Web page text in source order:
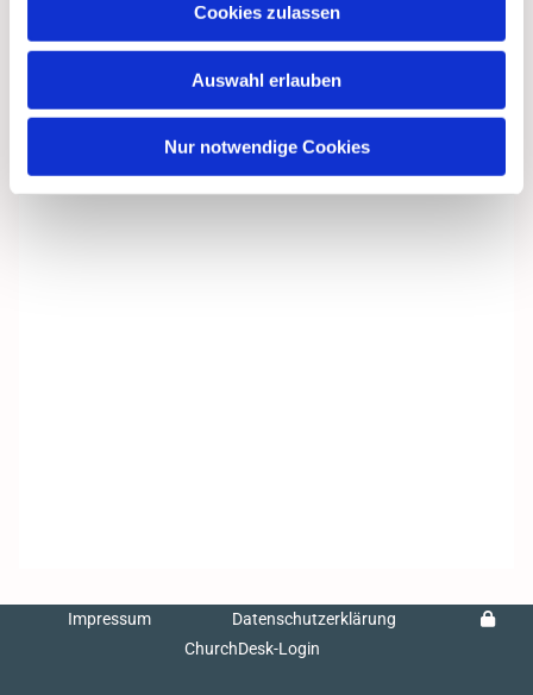
Cookies zulassen
Auswahl erlauben
Nur notwendige Cookies
Impressum
Datenschutzerklärung
ChurchDesk-Login